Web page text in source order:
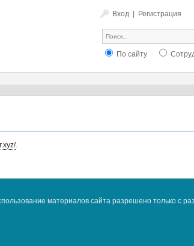
Вход Регистрация
По сайту
.
материалов сайта разрешено только с